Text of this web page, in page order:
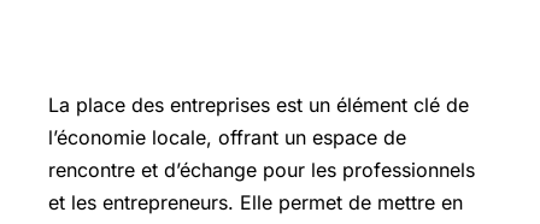
La place des entreprises est un élément clé de
l’économie locale, offrant un espace de
rencontre et d’échange pour les professionnels
et les entrepreneurs. Elle permet de mettre en